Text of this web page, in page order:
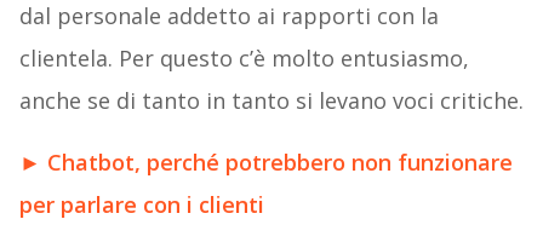
dal personale addetto ai rapporti con la
clientela. Per questo c’è molto entusiasmo,
anche se di tanto in tanto si levano voci critiche.
► Chatbot, perché potrebbero non funzionare
per parlare con i clienti